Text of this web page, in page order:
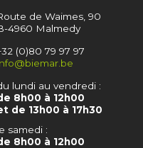
de Waimes, 90
4960 Malmedy
(0)80 79 97 97
lundi au vendredi :
8h00 à 12h00
de 13h00 à 17h30
samedi :
8h00 à 12h00